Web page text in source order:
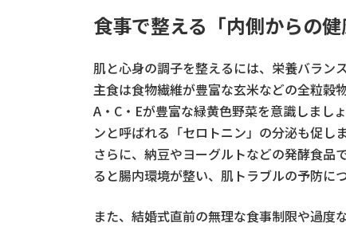
食事で整える「内側からの健
肌と心身の調子を整えるには、栄養バラン
主食は食物繊維が豊富な玄米などの全粒穀
A・C・Eが豊富な緑黄色野菜を意識しまし
ンと呼ばれる「セロトニン」の分泌も促しま
さらに、納豆やヨーグルトなどの発酵食品
ると腸内環境が整い、肌トラブルの予防に
また、結婚式直前の無理な食事制限や過度